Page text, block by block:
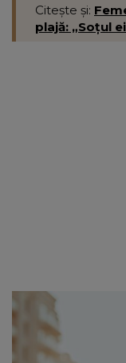
Citește și:
plajă: „Soțul